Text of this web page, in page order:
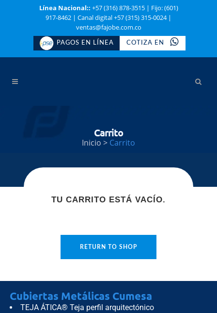
Línea Nacional:: +57 (316) 878-3515| Fijo: (601)
917-8462 | Canal digital +57 (315) 315-0024|
ventas@fajobe.com.co
PAGOS EN LÍNEA COTIZA EN
Carrito
Inicio > Carrito
TU CARRITO ESTÁ VACÍO.
RETURN TO SHOP
Cubiertas Metálicas Cumesa
TEJA ÁTICA® Teja perfil arquitectónico